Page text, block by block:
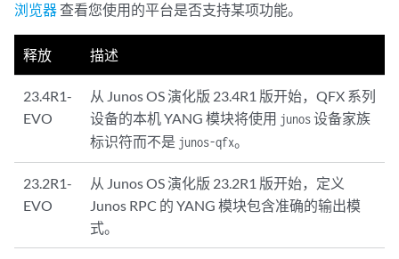
浏览器查看您使用的平台是否支持某项功能。
释放 描述
23.4R1-
EVO
从 Junos OS 演化版 23.4R1 版开始，QFX 系列
设备的本机 YANG 模块将使用 junos设备家族
标识符而不是 junos-qfx。
23.2R1-
EVO
从 Junos OS 演化版 23.2R1 版开始，定义
Junos RPC 的 YANG 模块包含准确的输出模
式。